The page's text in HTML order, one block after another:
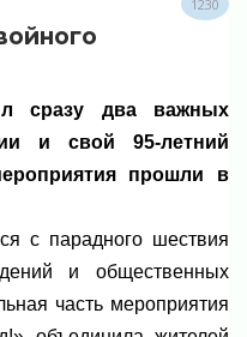
1230
сразу два важных
и свой 95-летний
прошли в
с парадного шествия
и общественных
часть мероприятия